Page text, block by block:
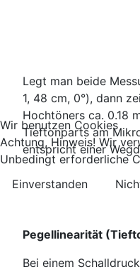
Legt man beide
1, 48 cm, 0°), dann
Hochtöners ca. 0.18
Tieftonparts am
entspricht einer
Pegellinearität
Bei einem
Wir benutzen Cookies
Achtung, Hinweis! Wir
Unbedingt erforderliche
Einverstanden